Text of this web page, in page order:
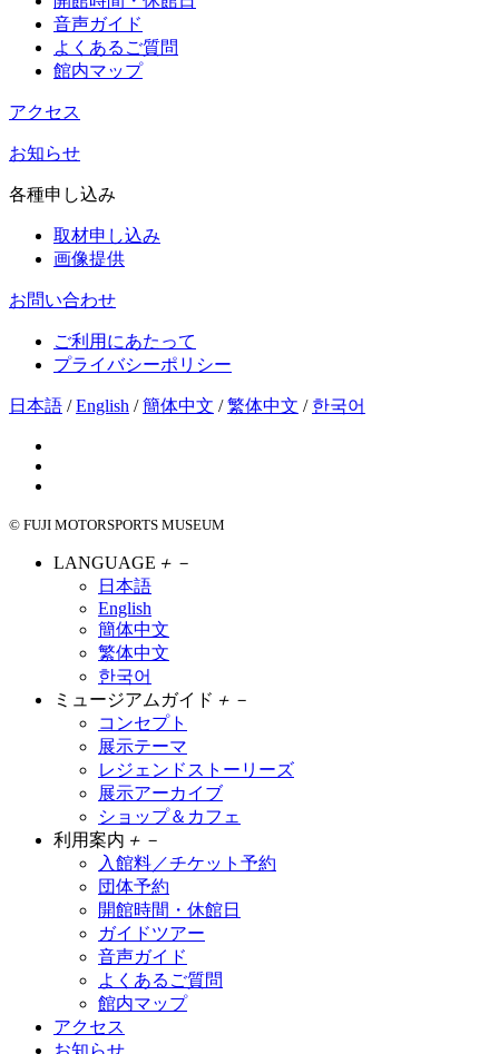
音声ガイド
よくあるご質問
館内マップ
アクセス
お知らせ
各種申し込み
取材申し込み
画像提供
お問い合わせ
ご利用にあたって
プライバシーポリシー
日本語 /English /簡体中文 /繁体中文 / 한국어
© FUJI MOTORSPORTS MUSEUM
LANGUAGE ＋ －
日本語
English
簡体中文
繁体中文
한국어
ミュージアムガイド ＋ －
コンセプト
展示テーマ
レジェンドストーリーズ
展示アーカイブ
ショップ＆カフェ
利用案内 ＋ －
入館料／チケット予約
団体予約
開館時間・休館日
ガイドツアー
音声ガイド
よくあるご質問
館内マップ
アクセス